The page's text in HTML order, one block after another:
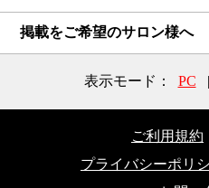
掲載をご希望のサロン様へ
表示モード： PC |
ご利用規約
プライバシーポリ